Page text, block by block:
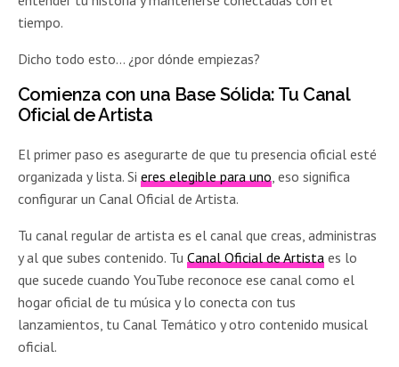
tiempo.
Dicho todo esto… ¿por dónde empiezas?
Comienza con una Base Sólida: Tu Canal
Oficial de Artista
El primer paso es asegurarte de que tu presencia oficial esté
organizada y lista. Sieres elegible para uno, eso significa
configurar un Canal Oficial de Artista.
Tu canal regular de artista es el canal que creas, administras
y al que subes contenido. TuCanal Oficial de Artista es lo
que sucede cuando YouTube reconoce ese canal como el
hogar oficial de tu música y lo conecta con tus
lanzamientos, tu Canal Temático y otro contenido musical
oficial.